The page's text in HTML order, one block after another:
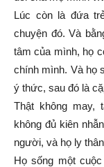
Lúc còn là đứa
chuyện đó. Và
tâm của mình, họ
chính mình. Và họ
ý thức, sau đó là
Thật không may,
không đủ kiên
người, và họ ly
Họ sống một